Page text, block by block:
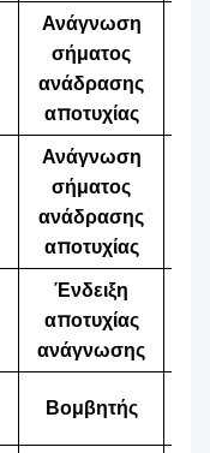
Ανάγνωση
σήματος
ανάδρασης
αποτυχίας
Ανάγνωση
σήματος
ανάδρασης
αποτυχίας
Ένδειξη
αποτυχίας
ανάγνωσης
Βομβητής